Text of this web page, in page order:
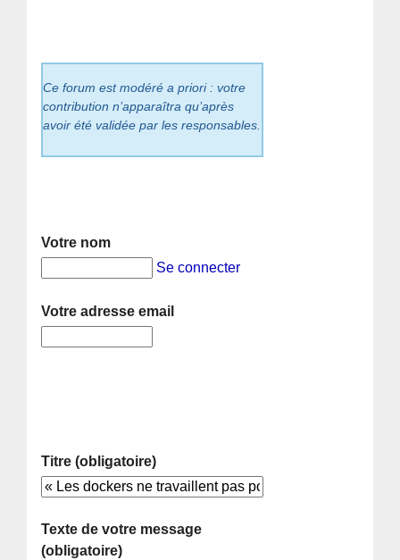
Ce forum est modéré a priori : votre
contribution n’apparaîtra qu’après
avoir été validée par les responsables.
Votre nom
Se connecter
Votre adresse email
Titre (obligatoire)
Texte de votre message
(obligatoire)